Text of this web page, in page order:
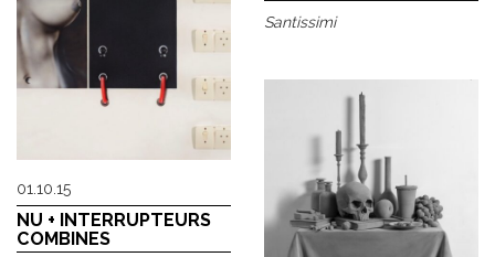
Santissimi
01.10.15
NU + INTERRUPTEURS
COMBINES